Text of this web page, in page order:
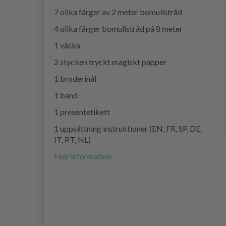
7 olika färger av 2 meter bomullstråd
4 olika färger bomullstråd på 8 meter
1 väska
2 stycken tryckt magiskt papper
1 broderinål
1 band
1 presentetikett
1 uppsättning instruktioner (EN, FR, SP, DE,
IT, PT, NL)
Mer information